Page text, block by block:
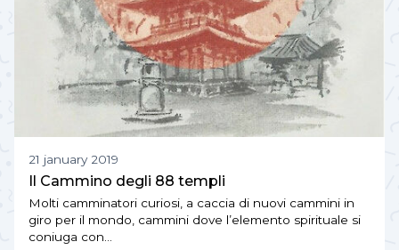
21 january 2019
Il Cammino degli 88 templi
Molti camminatori curiosi, a caccia di nuovi cammini in
giro per il mondo, cammini dove l’elemento spirituale si
coniuga con…